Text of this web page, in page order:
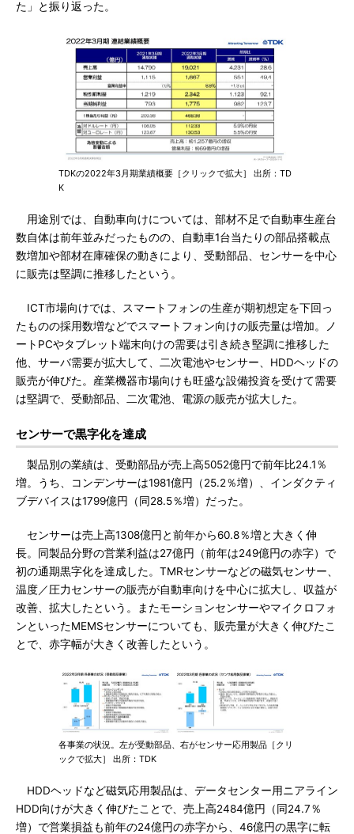
た」と振り返った。
TDKの2022年3月期業績概要［クリックで拡大］ 出所：TD
K
用途別では、自動車向けについては、部材不足で自動車生産台
数自体は前年並みだったものの、自動車1台当たりの部品搭載点
数増加や部材在庫確保の動きにより、受動部品、センサーを中心
に販売は堅調に推移したという。
ICT市場向けでは、スマートフォンの生産が期初想定を下回っ
たものの採用数増などでスマートフォン向けの販売量は増加。ノ
ートPCやタブレット端末向けの需要は引き続き堅調に推移した
他、サーバ需要が拡大して、二次電池やセンサー、HDDヘッドの
販売が伸びた。産業機器市場向けも旺盛な設備投資を受けて需要
は堅調で、受動部品、二次電池、電源の販売が拡大した。
センサーで黒字化を達成
製品別の業績は、受動部品が売上高5052億円で前年比24.1％
増。うち、コンデンサーは1981億円（25.2％増）、インダクティ
ブデバイスは1799億円（同28.5％増）だった。
センサーは売上高1308億円と前年から60.8％増と大きく伸
長。同製品分野の営業利益は27億円（前年は249億円の赤字）で
初の通期黒字化を達成した。TMRセンサーなどの磁気センサー、
温度／圧力センサーの販売が自動車向けを中心に拡大し、収益が
改善、拡大したという。またモーションセンサーやマイクロフォ
ンといったMEMSセンサーについても、販売量が大きく伸びたこ
とで、赤字幅が大きく改善したという。
各事業の状況。左が受動部品、右がセンサー応用製品［クリ
ックで拡大］ 出所：TDK
HDDヘッドなど磁気応用製品は、データセンター用ニアライン
HDD向けが大きく伸びたことで、売上高2484億円（同24.7％
増）で営業損益も前年の24億円の赤字から、46億円の黒字に転